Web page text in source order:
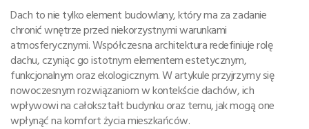
Dach to nie tylko element budowlany, który ma za zadanie
chronić wnętrze przed niekorzystnymi warunkami
atmosferycznymi. Współczesna architektura redefiniuje rolę
dachu, czyniąc go istotnym elementem estetycznym,
funkcjonalnym oraz ekologicznym. W artykule przyjrzymy się
nowoczesnym rozwiązaniom w kontekście dachów, ich
wpływowi na całokształt budynku oraz temu, jak mogą one
wpłynąć na komfort życia mieszkańców.